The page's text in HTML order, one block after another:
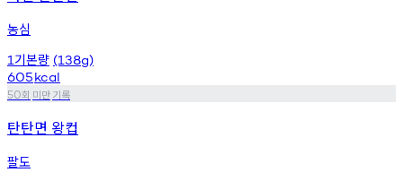
농심
1 기본량 (138g)
605kcal
50회 미만기록
탄탄면 왕컵
팔도